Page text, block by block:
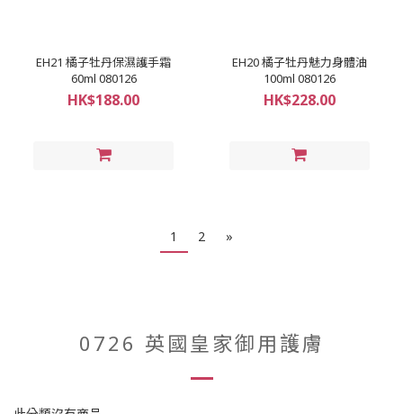
EH21 橘子牡丹保濕護手霜
60ml 080126
HK$188.00
EH20 橘子牡丹魅力身體油
100ml 080126
HK$228.00
1 2 »
0726 英國皇家御用護膚